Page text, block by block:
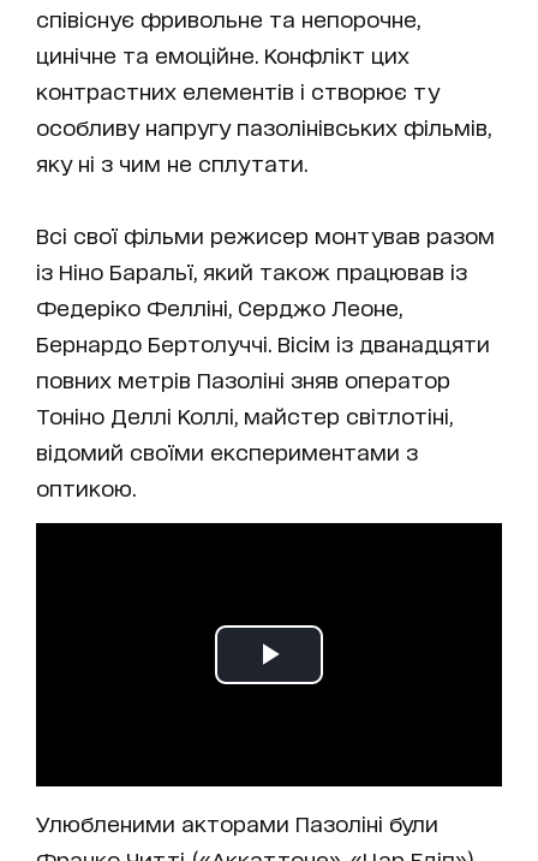
співіснує фривольне та непорочне,
цинічне та емоційне. Конфлікт цих
контрастних елементів і створює ту
особливу напругу пазолінівських фільмів,
яку ні з чим не сплутати.
Всі свої фільми режисер монтував разом
із Ніно Баральї, який також працював із
Федеріко Фелліні, Серджо Леоне,
Бернардо Бертолуччі. Вісім із дванадцяти
повних метрів Пазоліні зняв оператор
Тоніно Деллі Коллі, майстер світлотіні,
відомий своїми експериментами з
оптикою.
Улюбленими акторами Пазоліні були